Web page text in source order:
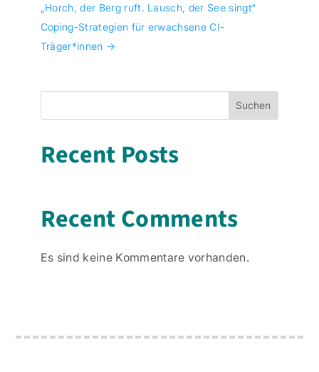
„Horch, der Berg ruft. Lausch, der See singt“
Coping-Strategien für erwachsene CI-
Träger*innen →
Suchen
Recent Posts
Recent Comments
Es sind keine Kommentare vorhanden.